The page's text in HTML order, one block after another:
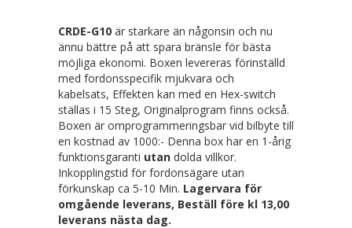
CRDE-G10 är starkare än någonsin och nu
ännu bättre på att spara bränsle för bästa
möjliga ekonomi. Boxen levereras förinställd
med fordonsspecifik mjukvara och
kabelsats, Effekten kan med en Hex-switch
ställas i 15 Steg, Originalprogram finns också.
Boxen är omprogrammeringsbar vid bilbyte till
en kostnad av 1000:- Denna box har en 1-årig
funktionsgaranti utan dolda villkor.
Inkopplingstid för fordonsägare utan
förkunskap ca 5-10 Min. Lagervara för
omgående leverans, Beställ före kl 13,00
leverans nästa dag.